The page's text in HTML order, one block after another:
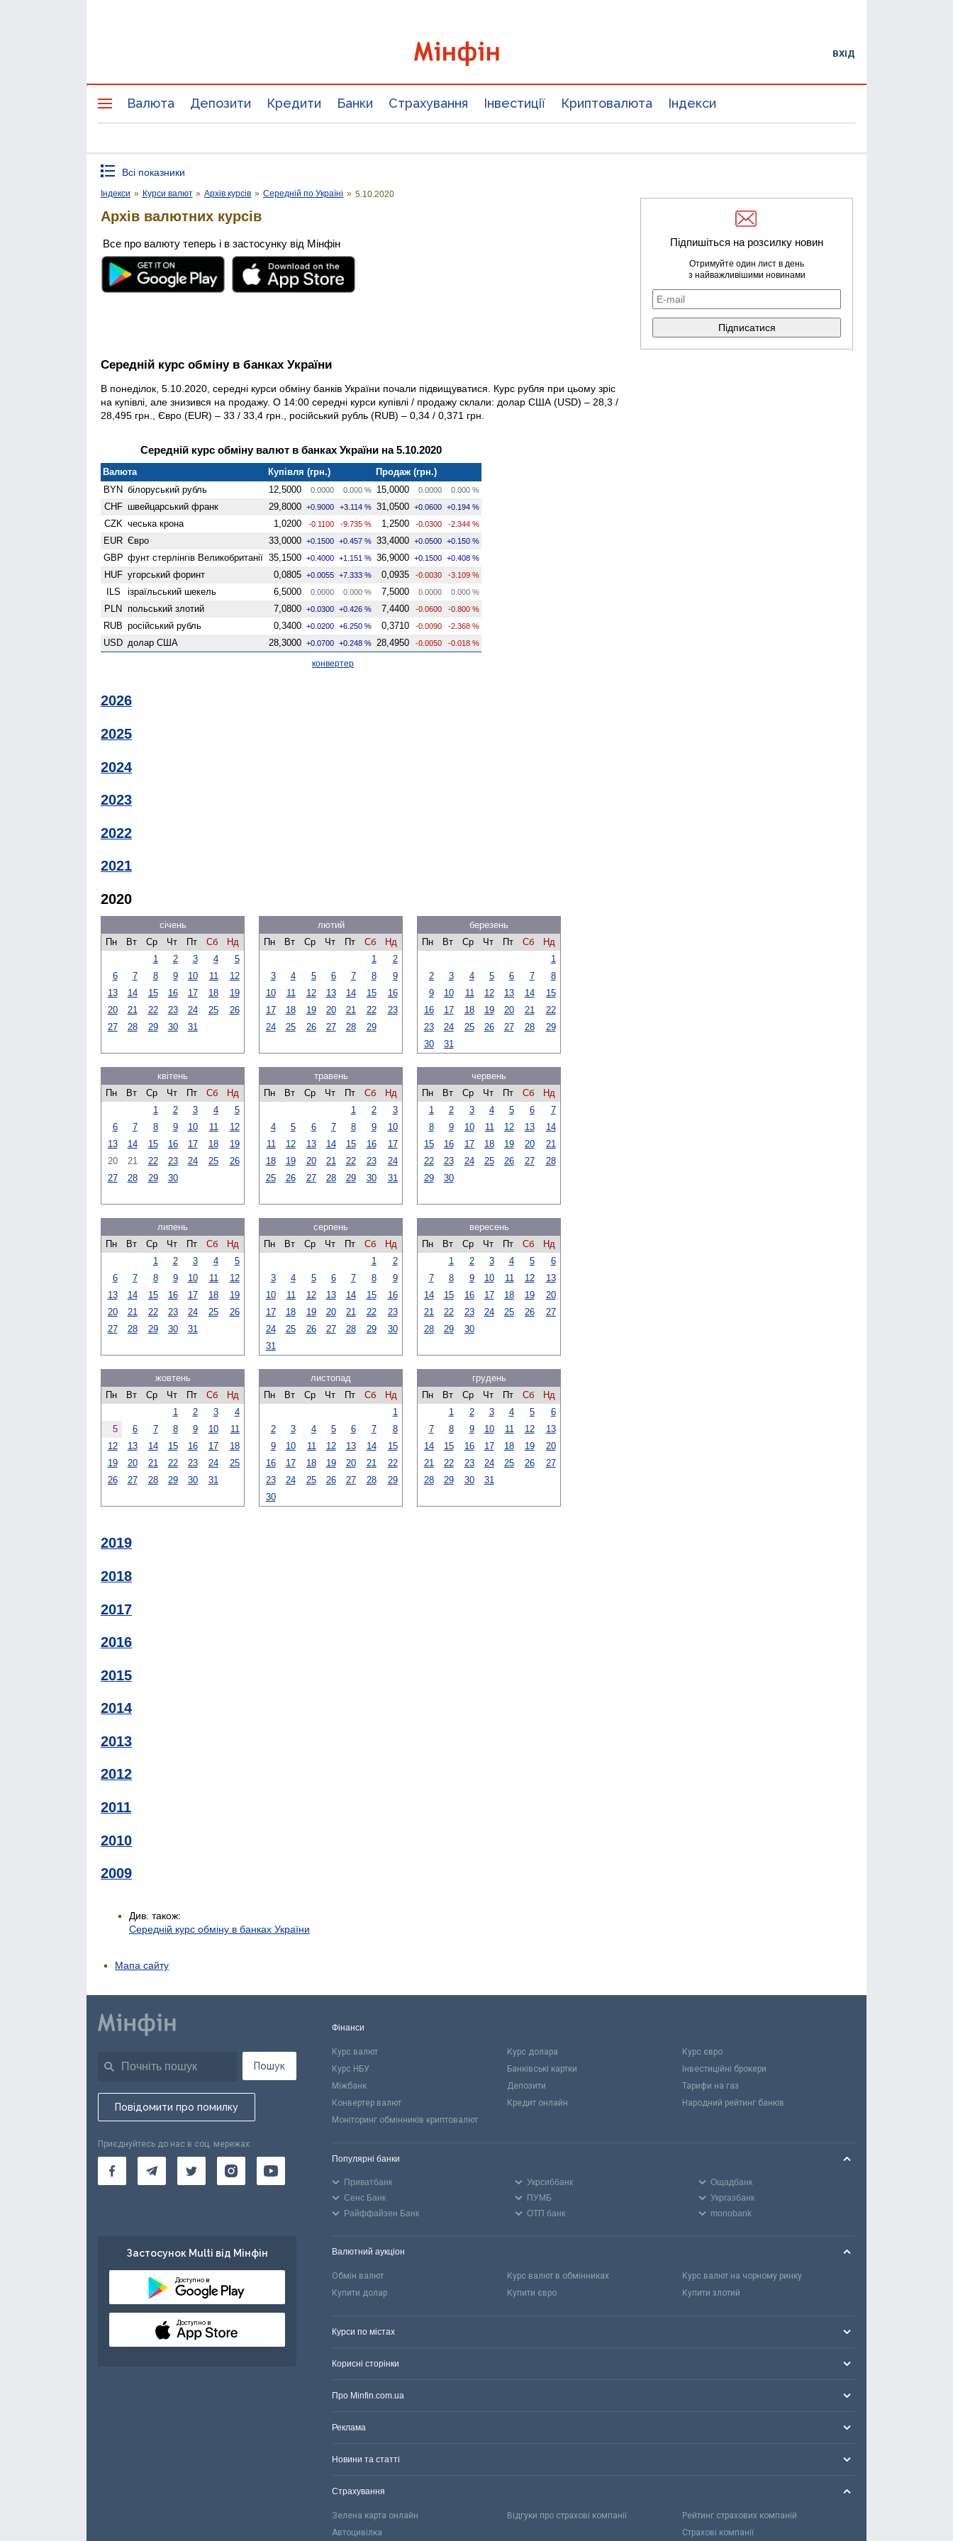
ВХІД
Валюта Депозити Кредити Банки Страхування Інвестиції Криптовалюта Індекси
Всі показники
Індекси » Курси валют » Архів курсів » Середній по Україні » 5.10.2020
Архів валютних курсів
Все про валюту теперь і в застосунку від Мінфін
Середній курс обміну в банках України
В понеділок, 5.10.2020, середні курси обміну банків України почали підвищуватися. Курс рубля при цьому зріс
на купівлі, але знизився на продажу. О 14:00 середні курси купівлі / продажу склали: долар США (USD) – 28,3 /
28,495 грн., Євро (EUR) – 33 / 33,4 грн., російський рубль (RUB) – 0,34 / 0,371 грн.
Середній курс обміну валют в банках України на 5.10.2020
Валюта Купівля (грн.)
Продаж (грн.)
BYN білоруський рубль 12,5000 0.0000 0.000 % 15,0000 0.0000 0.000 %
CHF швейцарський франк 29,8000 +0.9000 +3.114 % 31,0500 +0.0600 +0.194 %
CZK чеська крона 1,0200 -0.1100 -9.735 % 1,2500 -0.0300 -2.344 %
EUR Євро 33,0000 +0.1500 +0.457 % 33,4000 +0.0500 +0.150 %
GBP фунт стерлінгів Велико­британії 35,1500 +0.4000 +1.151 % 36,9000 +0.1500 +0.408 %
HUF угорський форинт 0,0805 +0.0055 +7.333 % 0,0935 -0.0030 -3.109 %
ILS ізраїльський шекель 6,5000 0.0000 0.000 % 7,5000 0.0000 0.000 %
PLN польський злотий 7,0800 +0.0300 +0.426 % 7,4400 -0.0600 -0.800 %
RUB російський рубль 0,3400 +0.0200 +6.250 % 0,3710 -0.0090 -2.368 %
USD долар США 28,3000 +0.0700 +0.248 % 28,4950 -0.0050 -0.018 %
конвертер
2026
2025
2024
2023
2022
2021
2020
січень
Пн
Вт Ср Чт Пт Сб
Нд
1
2 3 4
5
6
7 8 9 10 11
12
13
14 15 16 17 18
19
20
21 22 23 24 25
26
27
28 29 30 31
лютий
Пн
Вт Ср Чт Пт Сб
Нд
1
2
3
4 5 6 7 8
9
10
11 12 13 14 15
16
17
18 19 20 21 22
23
24
25 26 27 28 29
березень
Пн
Вт Ср Чт Пт Сб
Нд
1
2
3 4 5 6 7
8
9
10 11 12 13 14
15
16
17 18 19 20 21
22
23
24 25 26 27 28
29
30
31
квітень
Пн
Вт Ср Чт Пт Сб
Нд
1
2 3 4
5
6
7 8 9 10 11
12
13
14 15 16 17 18
19
20
21 22 23 24 25
26
27
28 29 30
травень
Пн
Вт Ср Чт Пт Сб
Нд
1
2
3
4
5 6 7 8 9
10
11
12 13 14 15 16
17
18
19 20 21 22 23
24
25
26 27 28 29 30 31
червень
Пн
Вт Ср Чт Пт Сб
Нд
1
2 3 4 5 6
7
8
9 10 11 12 13
14
15
16 17 18 19 20
21
22
23 24 25 26 27
28
29
30
липень
Пн
Вт Ср Чт Пт Сб
Нд
1
2 3 4
5
6
7 8 9 10 11
12
13
14 15 16 17 18
19
20
21 22 23 24 25
26
27
28 29 30 31
серпень
Пн
Вт Ср Чт Пт Сб
Нд
1
2
3
4 5 6 7 8
9
10
11 12 13 14 15
16
17
18 19 20 21 22
23
24
25 26 27 28 29
30
31
вересень
Пн
Вт Ср Чт Пт Сб
Нд
1
2 3 4 5
6
7
8 9 10 11 12
13
14
15 16 17 18 19
20
21
22 23 24 25 26
27
28
29 30
жовтень
Пн
Вт Ср Чт Пт Сб
Нд
1
2 3
4
5
6 7 8 9 10
11
12
13 14 15 16 17
18
19
20 21 22 23 24
25
26
27 28 29 30 31
листопад
Пн
Вт Ср Чт Пт Сб
Нд
1
2
3 4 5 6 7
8
9
10 11 12 13 14
15
16
17 18 19 20 21
22
23
24 25 26 27 28
29
30
грудень
Пн
Вт Ср Чт Пт Сб
Нд
1
2 3 4 5
6
7
8 9 10 11 12
13
14
15 16 17 18 19
20
21
22 23 24 25 26
27
28
29 30 31
2019
2018
2017
2016
2015
2014
2013
2012
2011
2010
2009
Див. також:
Середній курс обміну в банках України
Підпишіться на розсилку новин
Отримуйте один лист в день
з найважливішими новинами
Мапа сайту
Пошук
Повідомити про помилку
Приєднуйтесь до нас в соц. мережах:
Застосунок Multi від Мінфін
Доступно в
Доступно в
Фінанси
Курс валют Курс долара
Курс євро
Курс НБУ
Банківські картки
Інвестиційні брокери
Міжбанк
Депозити
Тарифи на газ
Конвертер валют
Кредит онлайн
Народний рейтинг банків
Моніторинг обмінників криптовалют
Популярні банки
Приватбанк Укрсиббанк
Ощадбанк
Сенс Банк
ПУМБ
Укргазбанк
Райффайзен Банк
ОТП банк monobank
Валютний аукціон
Обмін валют Курс валют в обмінниках
Курс валют на чорному ринку
Купити долар
Купити євро Купити злотий
Курси по містах
Корисні сторінки
Про Minfin.com.ua
Реклама
Новини та статті
Страхування
Зелена карта онлайн Відгуки про страхові компанії
Рейтинг страхових компаній
Автоцивілка
Страхові компанії